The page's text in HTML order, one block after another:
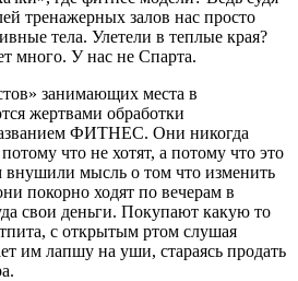
тренажерных залов нас просто
тела. Улетели в теплые края?
много. У нас не Спарта.
занимающих места в
жертвами обработки
ФИТНЕС. Они никогда
что не хотят, а потому что это
внушили мысль о том что изменить
покорно ходят по вечерам в
свои деньги. Покупают какую то
с открытым ртом слушая
им лапшу на уши, стараясь продать